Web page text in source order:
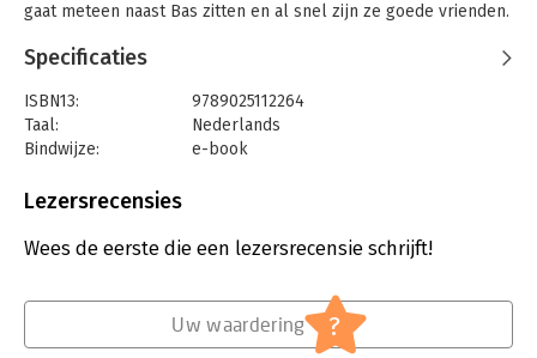
gaat meteen naast Bas zitten en al snel zijn ze goede vrienden.
een enorm landhuis vol geheime gangen, zijn vader zit in een
Bovendien kan hij alles. Tenminste, dat gelooft hij zelf. En het
is te hopen dat hij gelijk heeft, want Bas heeft een grote vijand:
Bart. Bart is lelijk, gemeen en snotverwend. Zijn vader is niet
Bart val dus niet te winnen. Maar daar denkt Leonardo heel
Specificaties
ISBN13:
9789025112264
Taal:
Nederlands
Bindwijze:
e-book
Bestandsformaat:
Uitgever:
WPG Kindermedia
Jeugd
Lezersrecensies
Wees de eerste die een lezersrecensie schrijft!
Uw waardering ?